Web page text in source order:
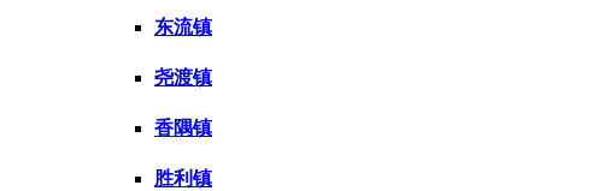
东流镇
尧渡镇
香隅镇
胜利镇